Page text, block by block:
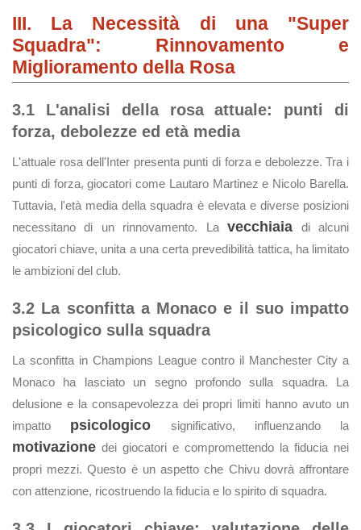
III. La Necessità di una "Super
Squadra": Rinnovamento e
Miglioramento della Rosa
3.1 L'analisi della rosa attuale: punti di
forza, debolezze ed età media
L'attuale rosa dell'Inter presenta punti di forza e debolezze. Tra i
punti di forza, giocatori come Lautaro Martinez e Nicolo Barella.
Tuttavia, l'età media della squadra è elevata e diverse posizioni
necessitano di un rinnovamento. Lavecchiaia di alcuni
giocatori chiave, unita a una certa prevedibilità tattica, ha limitato
le ambizioni del club.
3.2 La sconfitta a Monaco e il suo impatto
psicologico sulla squadra
La sconfitta in Champions League contro il Manchester City a
Monaco ha lasciato un segno profondo sulla squadra. La
delusione e la consapevolezza dei propri limiti hanno avuto un
impatto psicologico significativo, influenzando la
motivazione dei giocatori e compromettendo la fiducia nei
propri mezzi. Questo è un aspetto che Chivu dovrà affrontare
con attenzione, ricostruendo la fiducia e lo spirito di squadra.